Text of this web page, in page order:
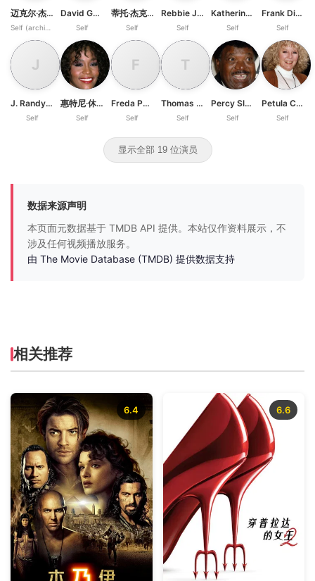
迈克尔·杰克逊 David Gest
Self
蒂托·杰克逊
Self
Rebbie Jackson
Self
Katherine Jackson
Self
Frank DiLeo
Self
J
J. Randy Taraborrelli
Self
惠特尼·休斯顿
Self
F
Freda Payne
Self
T
Thomas Mesereau
Self
Percy Sledge
Self
Petula Clark
Self
显示全部 19 位演员
数据来源声明
本页面元数据基于 TMDB API 提供。本站仅作资料展示，不
涉及任何视频播放服务。
由 The Movie Database (TMDB) 提供数据支持
相关推荐
6.4 6.6